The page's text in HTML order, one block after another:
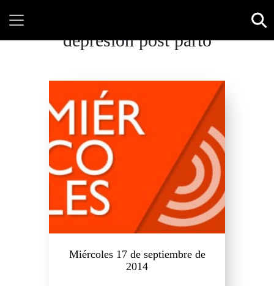
depresión post parto
Miércoles 17 de septiembre de
2014